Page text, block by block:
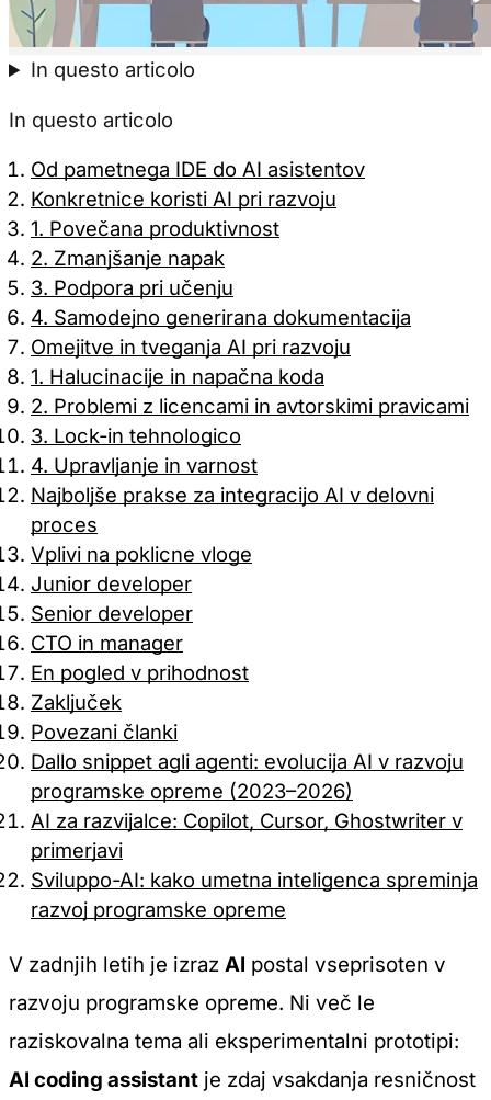
In questo articolo
In questo articolo
Od pametnega IDE do AI asistentov
Konkretnice koristi AI pri razvoju
1. Povečana produktivnost
2. Zmanjšanje napak
3. Podpora pri učenju
4. Samodejno generirana dokumentacija
Omejitve in tveganja AI pri razvoju
1. Halucinacije in napačna koda
2. Problemi z licencami in avtorskimi pravicami
3. Lock-in tehnologico
4. Upravljanje in varnost
Najboljše prakse za integracijo AI v delovni
proces
Vplivi na poklicne vloge
Junior developer
Senior developer
CTO in manager
En pogled v prihodnost
Zaključek
Povezani članki
Dallo snippet agli agenti: evolucija AI v razvoju
programske opreme (2023–2026)
AI za razvijalce: Copilot, Cursor, Ghostwriter v
primerjavi
Sviluppo-AI: kako umetna inteligenca spreminja
razvoj programske opreme
V zadnjih letih je izraz AI postal vseprisoten v
razvoju programske opreme. Ni več le
raziskovalna tema ali eksperimentalni prototipi:
AI coding assistant je zdaj vsakdanja resničnost
Samo